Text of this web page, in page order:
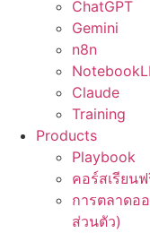
ChatGPT
Gemini
n8n
Claude
Training
Products
Playbook
คอร์สเรียน
การตลาดอ
ส่วนตัว)